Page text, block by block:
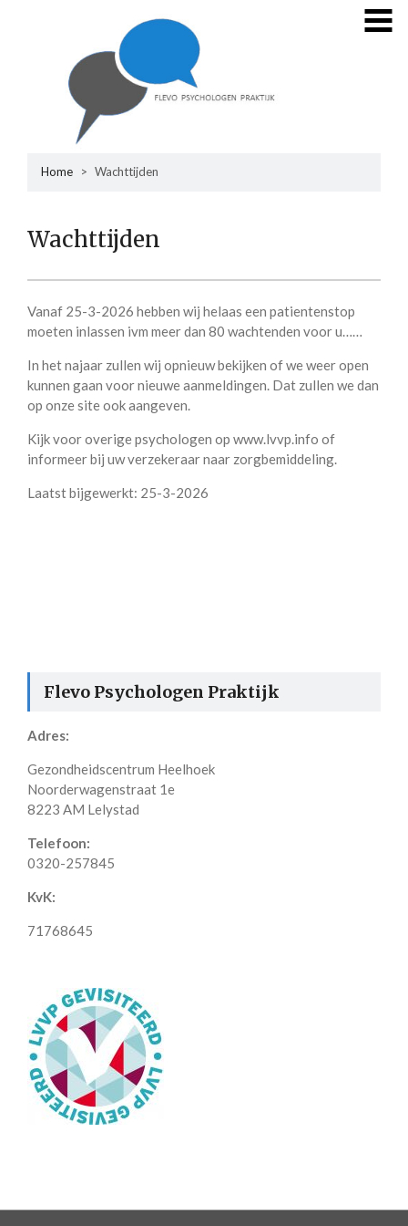
MENU
Over ons
Praktijkinformatie
Aanmelding
Contact
Home > Wachttijden
Wachttijden
Vanaf 25-3-2026 hebben wij helaas een patientenstop
moeten inlassen ivm meer dan 80 wachtenden voor u……
In het najaar zullen wij opnieuw bekijken of we weer open
kunnen gaan voor nieuwe aanmeldingen. Dat zullen we dan
op onze site ook aangeven.
Kijk voor overige psychologen op www.lvvp.info of
informeer bij uw verzekeraar naar zorgbemiddeling.
Laatst bijgewerkt: 25-3-2026
Flevo Psychologen Praktijk
Adres:
Gezondheidscentrum Heelhoek
Noorderwagenstraat 1e
8223 AM Lelystad
Telefoon:
0320-257845
KvK:
71768645